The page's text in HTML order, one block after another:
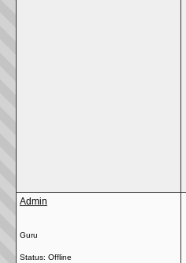
Admin
Guru
Status: Offline